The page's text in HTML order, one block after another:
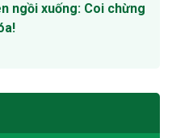
ngồi xuống: Coi chừng